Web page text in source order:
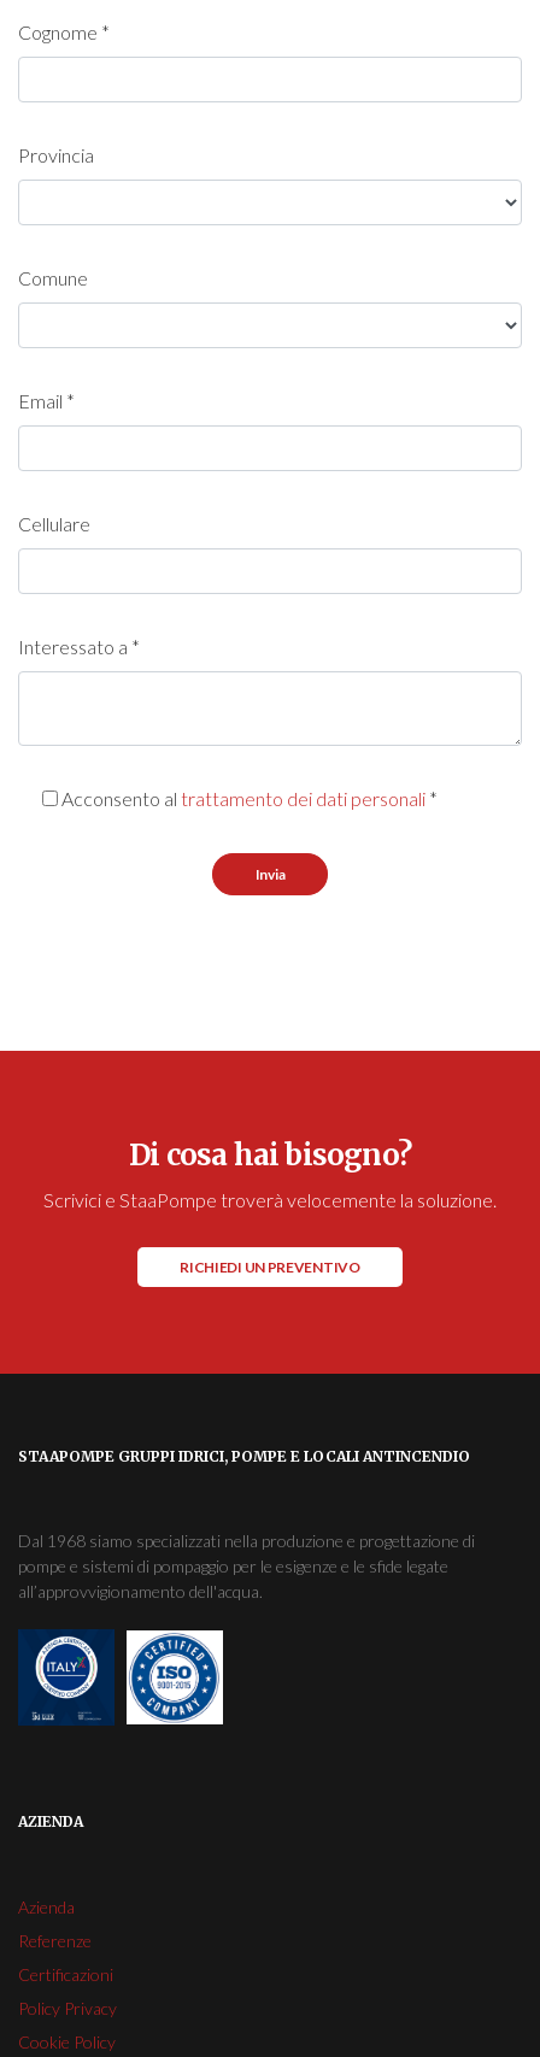
Cognome *
Provincia
Comune
Email *
Cellulare
Interessato a *
Acconsento al trattamento dei dati personali *
Invia
Di cosa hai bisogno?
Scrivici e StaaPompe troverà velocemente la soluzione.
RICHIEDI UN PREVENTIVO
STAAPOMPE GRUPPI IDRICI, POMPE E LOCALI ANTINCENDIO
Dal 1968 siamo specializzati nella produzione e progettazione di
pompe e sistemi di pompaggio per le esigenze e le sfide legate
all’approvvigionamento dell'acqua.
AZIENDA
Azienda
Referenze
Certificazioni
Policy Privacy
Cookie Policy